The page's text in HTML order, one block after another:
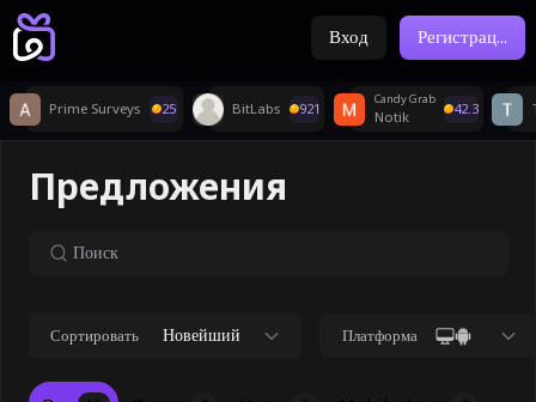
Вход Регистрац...
Prime Surveys 25 BitLabs 921
Candy Grab
Notik 42.3
Предложения
Сортировать Новейший Платформа